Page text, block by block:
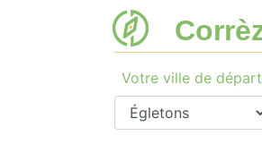
Votre ville de départ